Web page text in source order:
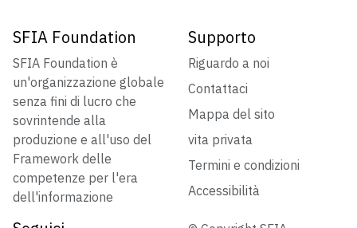
SFIA Foundation
SFIA Foundation è
un'organizzazione globale
senza fini di lucro che
sovrintende alla
produzione e all'uso del
Framework delle
competenze per l'era
dell'informazione
Supporto
Riguardo a noi
Contattaci
Mappa del sito
vita privata
Termini e condizioni
Accessibilità